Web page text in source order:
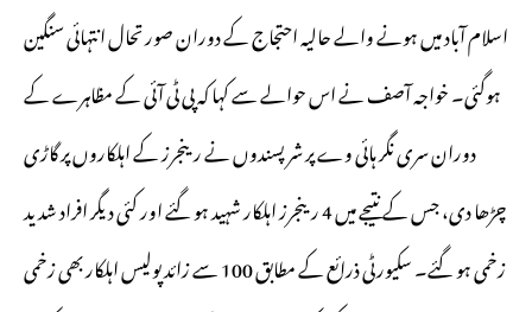
اسلام آباد میں ہونے والے حالیہ احتجاج کے دوران صورتحال انتہائی سنگین
ہوگئی۔ خواجہ آصف نے اس حوالے سے کہا کہ پی ٹی آئی کے مظاہرے کے
دوران سری نگر ہائی وے پر شرپسندوں نے رینجرز کے اہلکاروں پر گاڑی
چڑھا دی، جس کے نتیجے میں 4 رینجرز اہلکار شہید ہو گئے اور کئی دیگر افراد شدید
زخمی ہو گئے۔ سکیورٹی ذرائع کے مطابق 100 سے زائد پولیس اہلکار بھی زخمی